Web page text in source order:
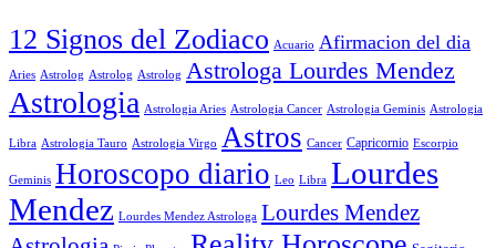
12 Signos del Zodiaco Acuario Afirmacion del dia
Aries Astrolog Astrolog Astrolog Astrologa Lourdes Mendez
Astrologia Astrologia Aries Astrologia Cancer Astrologia Geminis Astrologia
Libra Astrologia Tauro Astrologia Virgo Astros Cancer Capricornio Escorpio
Geminis Horoscopo diario Leo Libra Lourdes
Mendez Lourdes Mendez Astrologa Lourdes Mendez